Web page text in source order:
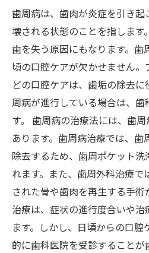
歯周病は、歯肉が炎症を引き
壊される状態のことを指します
歯を失う原因にもなります。歯
頃の口腔ケアが欠かせません
どの口腔ケアは、歯垢の除去
周病が進行している場合は、
す。 歯周病の治療法には、歯
あります。歯周病治療では、歯
除去するため、歯周ポケット
れます。また、歯周外科治療で
された骨や歯肉を再生する手術
治療は、症状の進行度合いや治
ます。しかし、日頃からの口
的に歯科医院を受診すること